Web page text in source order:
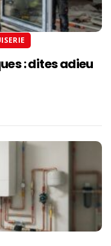
: dites adieu